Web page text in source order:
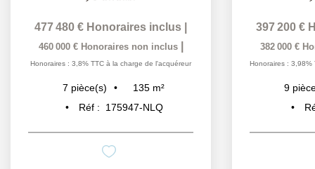
477 480 € Honoraires inclus
460 000 € Honoraires non inclus
Honoraires : 3,8% TTC à la charge de l'acquéreur
7 pièce(s) 135 m²
Réf :
175947-NLQ
397 200 €
382 000 €
Honoraires : 3,98%
9